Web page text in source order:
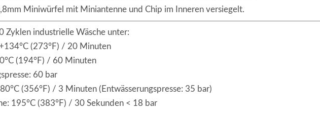
Miniwürfel mit Miniantenne und Chip im Inneren versiegelt.
Zyklen industrielle Wäsche unter:
(273°F) / 20 Minuten
(194°F) / 60 Minuten
60 bar
(356°F) / 3 Minuten (Entwässerungspresse: 35 bar)
195°C (383°F) / 30 Sekunden < 18 bar